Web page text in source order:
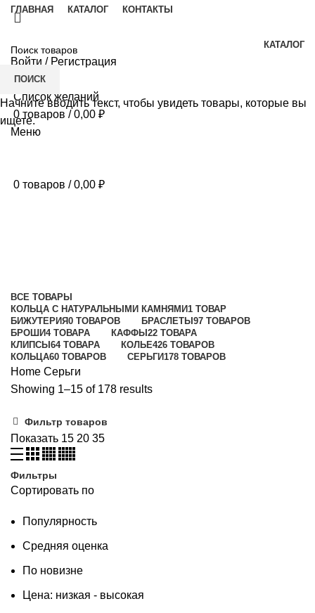
ГЛАВНАЯ КАТАЛОГ КОНТАКТЫ
КАТАЛОГ
Войти / Регистрация
Список желаний
0 товаров / 0,00 ₽
Меню
0 товаров / 0,00 ₽
ВСЕ ТОВАРЫ
КОЛЬЦА С НАТУРАЛЬНЫМИ КАМНЯМИ1 ТОВАР
БИЖУТЕРИЯ0 ТОВАРОВ БРАСЛЕТЫ 97 ТОВАРОВ
БРОШИ4 ТОВАРА КАФФЫ 22 ТОВАРА
КЛИПСЫ 64 ТОВАРА КОЛЬЕ426 ТОВАРОВ
КОЛЬЦА60 ТОВАРОВ СЕРЬГИ178 ТОВАРОВ
Home Серьги
Showing 1–15 of 178 results
Фильтр товаров
Показать 15 20 35
Фильтры
Сортировать по
Популярность
Средняя оценка
По новизне
Цена: низкая - высокая
ПОИСК
Начните вводить текст, чтобы увидеть товары, которые вы
ищете.